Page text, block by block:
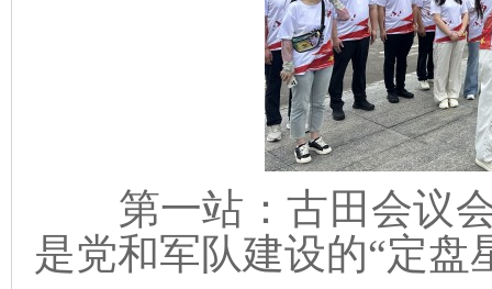
第一站：古田会议
是党和军队建设的“定盘